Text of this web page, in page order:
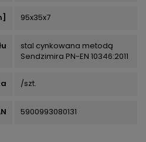
95x35x7
stal cynkowana metodą
Sendzimira PN-EN 10346:2011
/szt.
5900993080131